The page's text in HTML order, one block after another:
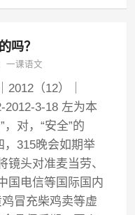
吗？
一课语文
2012（12）｜
2012-3-18 左为本
，对，“安全”的
，315晚会如期举
镜头对准麦当劳、
国电信等国际国内
冒充柴鸡卖等虚